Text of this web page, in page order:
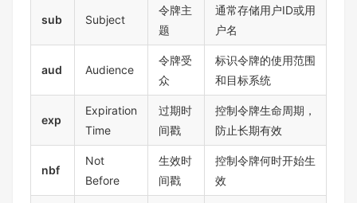
sub Subject
令牌主
题
通常存储用户ID或用
户名
aud Audience
令牌受
众
标识令牌的使用范围
和目标系统
exp
Expiration
Time
过期时
间戳
控制令牌生命周期，
防止长期有效
nbf
Not
Before
生效时
间戳
控制令牌何时开始生
效